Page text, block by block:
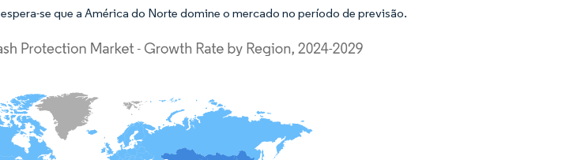
se que a América do Norte domine o mercado no período de previsão.